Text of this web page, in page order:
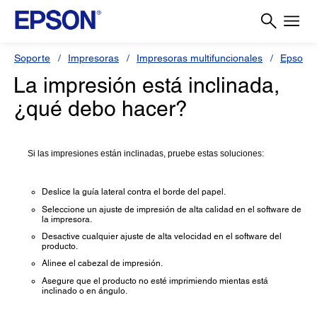
Soporte Impresoras Impresoras multifuncionales Epson L
La impresión está inclinada,
¿qué debo hacer?
Si las impresiones están inclinadas, pruebe estas soluciones:
Deslice la guía lateral contra el borde del papel.
Seleccione un ajuste de impresión de alta calidad en el software de
la impresora.
Desactive cualquier ajuste de alta velocidad en el software del
producto.
Alinee el cabezal de impresión.
Asegure que el producto no esté imprimiendo mientas está
inclinado o en ángulo.